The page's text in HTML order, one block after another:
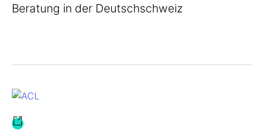
Beratung in der Deutschschweiz